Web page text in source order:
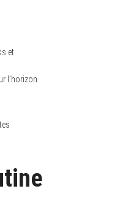
et
l’horizon